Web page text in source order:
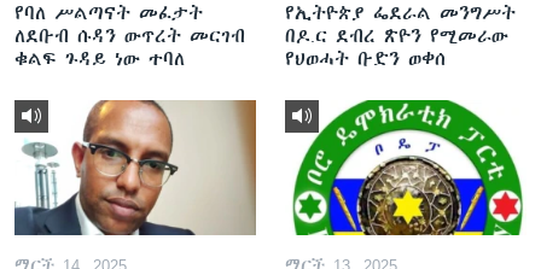
የባለ ሥልጣናት መፈታት
ለደቡብ ሱዳን ውጥረት መርገብ
ቁልፍ ጉዳይ ነው ተባለ
የኢትዮጵያ ፌደራል መንግሥት
በዶ.ር ደብረ ጽዮን የሚመራው
የህወሓት ቡድን ወቀሰ